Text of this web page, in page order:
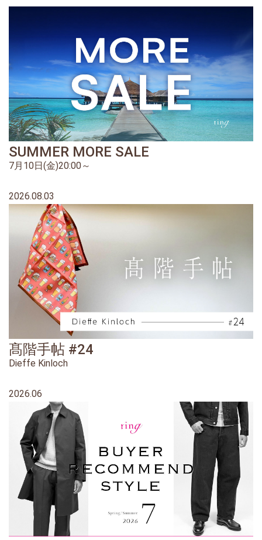
SUMMER MORE SALE
7月10日(金)20:00～
2026.08.03
髙階手帖 #24
Dieffe Kinloch
2026.06